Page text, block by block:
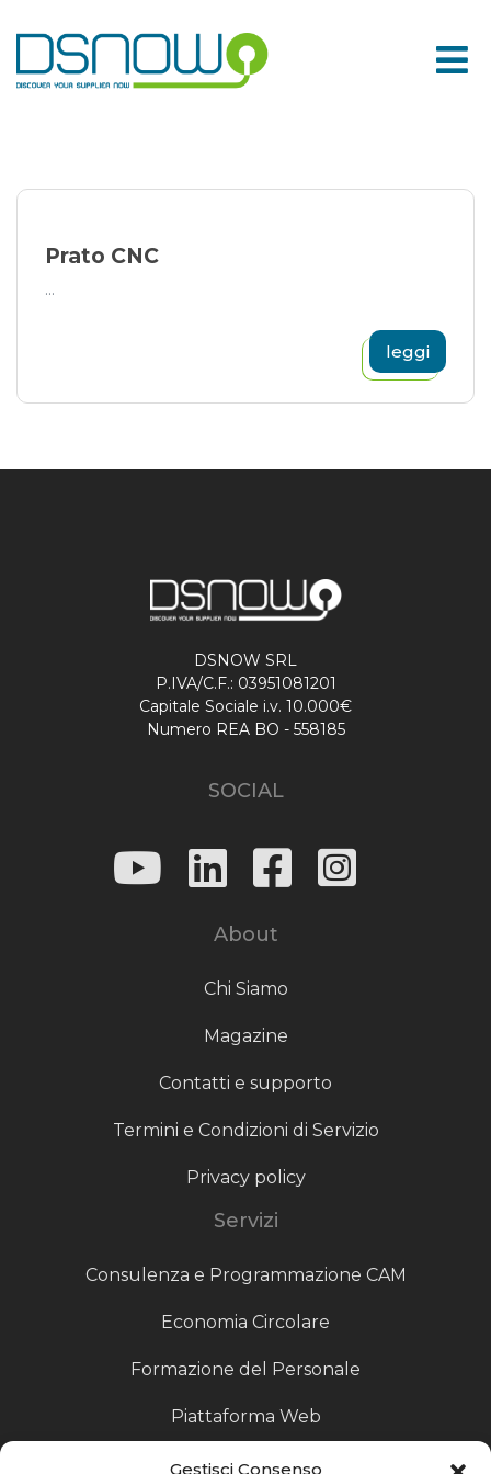
Gestisci Consenso
to
content
Prato CNC
...
leggi
DSNOW SRL
P.IVA/C.F.: 03951081201
Capitale Sociale i.v. 10.000€
Numero REA BO - 558185
SOCIAL
About
Chi Siamo
Magazine
Contatti e supporto
Termini e Condizioni di Servizio
Privacy policy
Servizi
Consulenza e Programmazione CAM
Economia Circolare
Formazione del Personale
Piattaforma Web
Scouting fornitori